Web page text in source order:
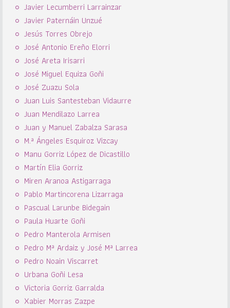
Javier Lecumberri Larrainzar
Javier Paternáin Unzué
Jesús Torres Obrejo
José Antonio Ereño Elorri
José Areta Irisarri
José Miguel Equiza Goñi
José Zuazu Sola
Juan Luis Santesteban Vidaurre
Juan Mendilazo Larrea
Juan y Manuel Zabalza Sarasa
M.ª Ángeles Esquiroz Vizcay
Manu Gorriz López de Dicastillo
Martín Elia Gorriz
Miren Aranoa Astigarraga
Pablo Martincorena Lizarraga
Pascual Larunbe Bidegain
Paula Huarte Goñi
Pedro Manterola Armisen
Pedro Mª Ardaiz y José Mª Larrea
Pedro Noain Viscarret
Urbana Goñi Lesa
Victoria Gorriz Garralda
Xabier Morras Zazpe